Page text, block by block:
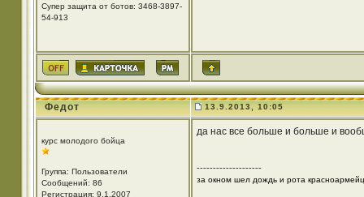
Супер защита от ботов: 3468-3897-
54-913
Федот 13.9.2013, 10:05
курс молодого бойца
Группа: Пользователи
Сообщений: 86
Регистрация: 9.1.2007
да нас все больше и больше и
--------------------
за окном шел дождь и рота